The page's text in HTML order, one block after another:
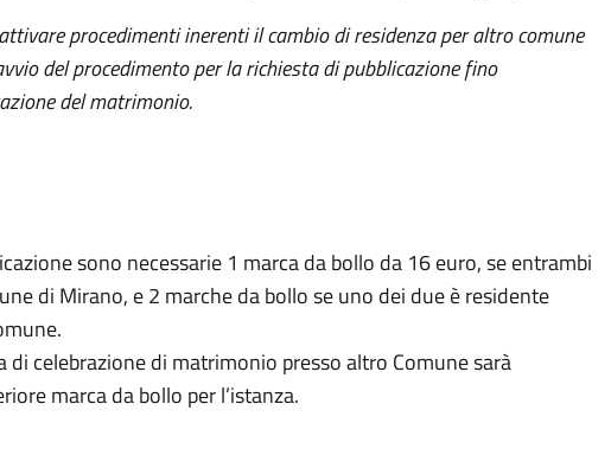
procedimenti inerenti il cambio di residenza per altro comune
del procedimento per la richiesta di pubblicazione fino
del matrimonio.
sono necessarie 1 marca da bollo da 16 euro, se entrambi
di Mirano, e 2 marche da bollo se uno dei due è residente
di celebrazione di matrimonio presso altro Comune sarà
marca da bollo per l’istanza.